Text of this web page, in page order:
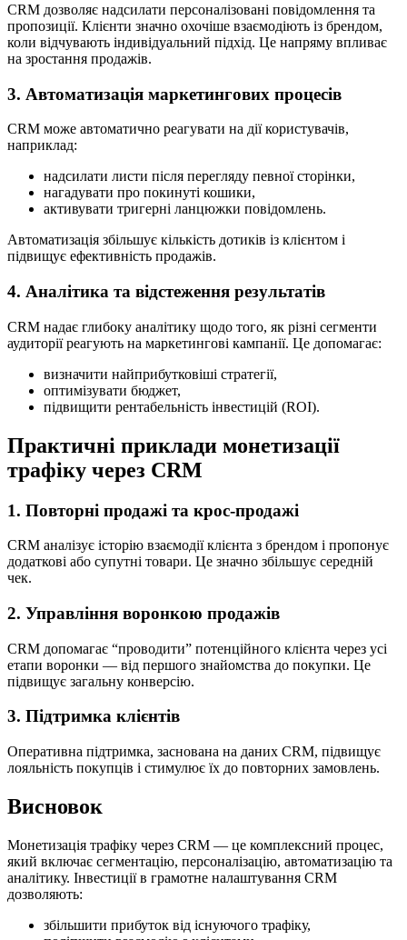
CRM дозволяє надсилати персоналізовані повідомлення та
пропозиції. Клієнти значно охочіше взаємодіють із брендом,
коли відчувають індивідуальний підхід. Це напряму впливає
на зростання продажів.
3. Автоматизація маркетингових процесів
CRM може автоматично реагувати на дії користувачів,
наприклад:
надсилати листи після перегляду певної сторінки,
нагадувати про покинуті кошики,
активувати тригерні ланцюжки повідомлень.
Автоматизація збільшує кількість дотиків із клієнтом і
підвищує ефективність продажів.
4. Аналітика та відстеження результатів
CRM надає глибоку аналітику щодо того, як різні сегменти
аудиторії реагують на маркетингові кампанії. Це допомагає:
визначити найприбутковіші стратегії,
оптимізувати бюджет,
підвищити рентабельність інвестицій (ROI).
Практичні приклади монетизації
трафіку через CRM
1. Повторні продажі та крос-продажі
CRM аналізує історію взаємодії клієнта з брендом і пропонує
додаткові або супутні товари. Це значно збільшує середній
чек.
2. Управління воронкою продажів
CRM допомагає “проводити” потенційного клієнта через усі
етапи воронки — від першого знайомства до покупки. Це
підвищує загальну конверсію.
3. Підтримка клієнтів
Оперативна підтримка, заснована на даних CRM, підвищує
лояльність покупців і стимулює їх до повторних замовлень.
Висновок
Монетизація трафіку через CRM — це комплексний процес,
який включає сегментацію, персоналізацію, автоматизацію та
аналітику. Інвестиції в грамотне налаштування CRM
дозволяють:
збільшити прибуток від існуючого трафіку,